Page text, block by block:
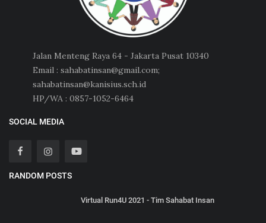
Jalan Menteng Raya 64 - Jakarta Pusat 10340
Email : sahabatinsan@gmail.com;
sahabatinsan@kanisius.sch.id
HP/WA : 0857-1052-6464
SOCIAL MEDIA
RANDOM POSTS
Virtual Run4U 2021 - Tim Sahabat Insan